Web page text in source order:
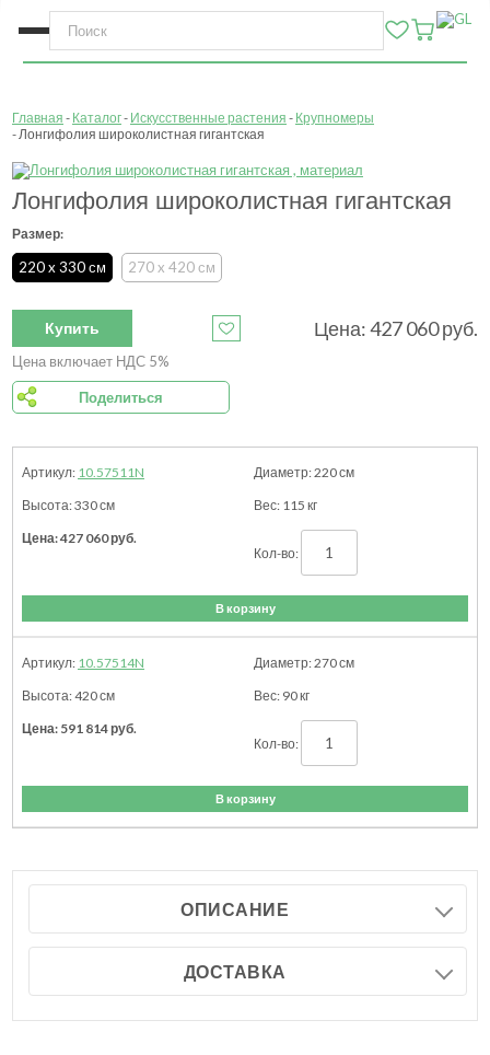
Главная Каталог Искусственные растения
Крупномеры
Лонгифолия широколистная гигантская
Лонгифолия широколистная гигантская
Размер:
220 x 330 см 270 x 420 см
Купить Цена:427 060руб.
Цена включает НДС 5%
Поделиться
10.57511N 220см
330см 115 кг
427 060руб.
В корзину
10.57514N 270см
420см 90кг
591 814руб.
В корзину
ОПИСАНИЕ
ДОСТАВКА